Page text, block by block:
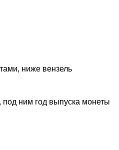
ниже вензель
под ним год выпуска монеты